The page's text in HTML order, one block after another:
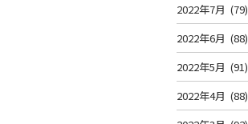
2022年7月 (79)
2022年6月 (88)
2022年5月 (91)
2022年4月 (88)